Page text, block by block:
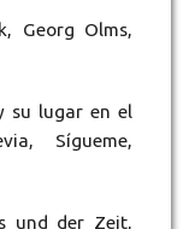
Georg Olms,
su lugar en el
Sígueme,
und der Zeit,